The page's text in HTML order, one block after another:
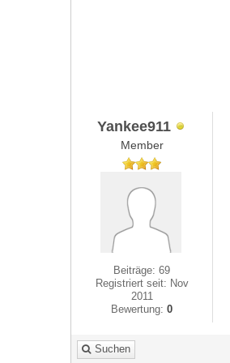
Yankee911
Member
Beiträge: 69
Registriert seit: Nov
2011
Bewertung:0
Suchen